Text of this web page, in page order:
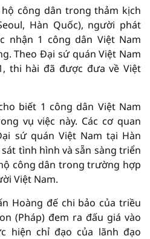
công dân trong thảm kịch
Hàn Quốc), người phát
nhận 1 công dân Việt Nam
Theo Đại sứ quán Việt Nam
thi hài đã được đưa về Việt
biết 1 công dân Việt Nam
vụ việc này. Các cơ quan
sứ quán Việt Nam tại Hàn
tình hình và sẵn sàng triển
công dân trong trường hợp
Việt Nam.
Hoàng đế chi bảo của triều
(Pháp) đem ra đấu giá vào
hiện chỉ đạo của lãnh đạo